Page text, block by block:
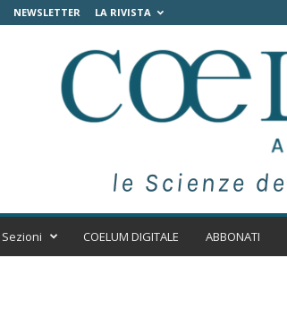
NEWSLETTER LA RIVISTA
Sezioni COELUM DIGITALE ABBONATI